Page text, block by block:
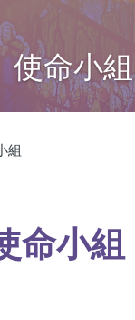
使命小組
組
命小組